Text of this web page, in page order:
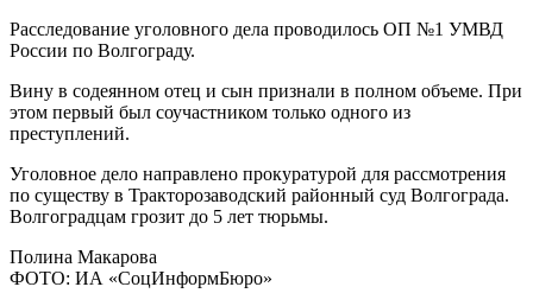
Расследование уголовного дела проводилось ОП №1 УМВД
России по Волгограду.
Вину в содеянном отец и сын признали в полном объеме. При
этом первый был соучастником только одного из
преступлений.
Уголовное дело направлено прокуратурой для рассмотрения
по существу в Тракторозаводский районный суд Волгограда.
Волгоградцам грозит до 5 лет тюрьмы.
Полина Макарова
ФОТО: ИА «СоцИнформБюро»